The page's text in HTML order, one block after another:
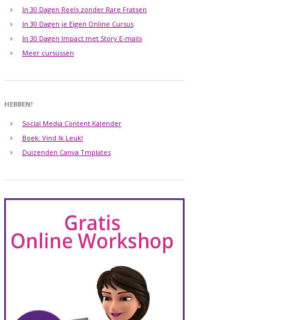
In 30 Dagen Reels zonder Rare Fratsen
In 30 Dagen je Eigen Online Cursus
In 30 Dagen Impact met Story E-mails
Meer cursussen
HEBBEN!
Social Media Content Kalender
Boek: Vind Ik Leuk!
Duizenden Canva Tmplates